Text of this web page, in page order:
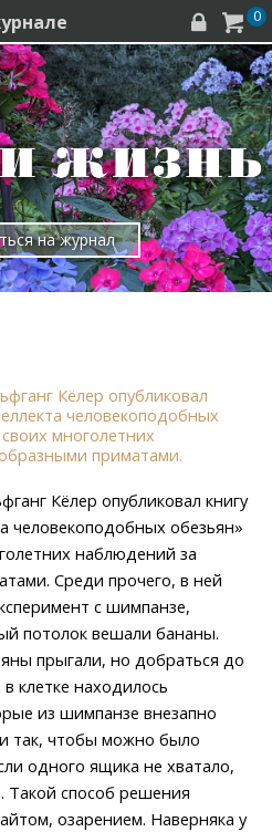
  0
на журнал
Кёлер опубликовал
человекоподобных
многолетних
приматами.
Кёлер опубликовал книгу
человекоподобных обезьян»
наблюдений за
Среди прочего, в ней
с шимпанзе,
потолок вешали бананы.
прыгали, но добраться до
клетке находилось
из шимпанзе внезапно
так, чтобы можно было
одного ящика не хватало,
Такой способ решения
озарением. Наверняка у